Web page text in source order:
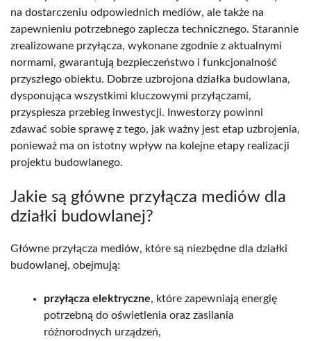
na dostarczeniu odpowiednich mediów, ale także na
zapewnieniu potrzebnego zaplecza technicznego. Starannie
zrealizowane przyłącza, wykonane zgodnie z aktualnymi
normami, gwarantują bezpieczeństwo i funkcjonalność
przyszłego obiektu. Dobrze uzbrojona działka budowlana,
dysponująca wszystkimi kluczowymi przyłączami,
przyspiesza przebieg inwestycji. Inwestorzy powinni
zdawać sobie sprawę z tego, jak ważny jest etap uzbrojenia,
ponieważ ma on istotny wpływ na kolejne etapy realizacji
projektu budowlanego.
Jakie są główne przyłącza mediów dla
działki budowlanej?
Główne przyłącza mediów, które są niezbędne dla działki
budowlanej, obejmują:
przyłącza elektryczne, które zapewniają energię
potrzebną do oświetlenia oraz zasilania
różnorodnych urządzeń,